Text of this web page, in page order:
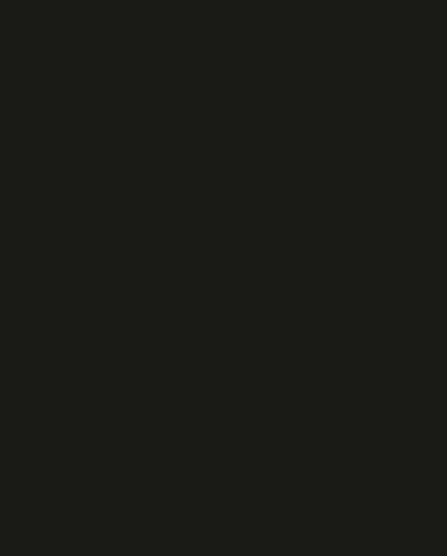
estava jogando bem na seleção argentina, é
ele não conseguiu voltar a jogar com qualidade
Se jogar o que vinha jogando na seleção, é